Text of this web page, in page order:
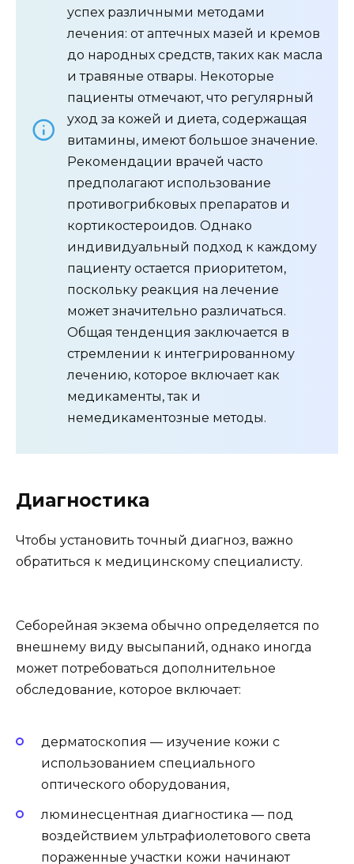
успех различными методами
лечения: от аптечных мазей и кремов
до народных средств, таких как масла
и травяные отвары. Некоторые
пациенты отмечают, что регулярный
уход за кожей и диета, содержащая
витамины, имеют большое значение.
Рекомендации врачей часто
предполагают использование
противогрибковых препаратов и
кортикостероидов. Однако
индивидуальный подход к каждому
пациенту остается приоритетом,
поскольку реакция на лечение
может значительно различаться.
Общая тенденция заключается в
стремлении к интегрированному
лечению, которое включает как
медикаменты, так и
немедикаментозные методы.
Диагностика
Чтобы установить точный диагноз, важно
обратиться к медицинскому специалисту.
Себорейная экзема обычно определяется по
внешнему виду высыпаний, однако иногда
может потребоваться дополнительное
обследование, которое включает:
дерматоскопия — изучение кожи с
использованием специального
оптического оборудования,
люминесцентная диагностика — под
воздействием ультрафиолетового света
пораженные участки кожи начинают